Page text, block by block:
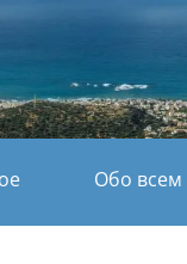
Обо всем